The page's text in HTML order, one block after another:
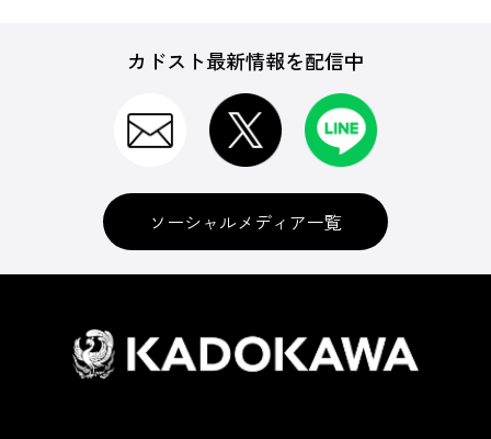
カドスト最新情報を配信中
ソーシャルメディア一覧